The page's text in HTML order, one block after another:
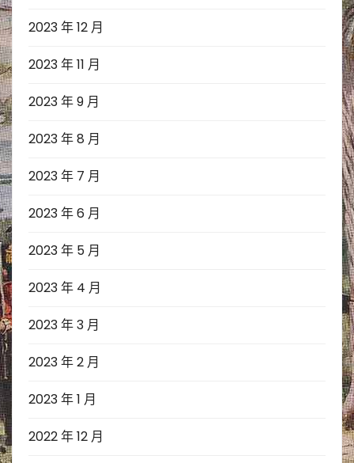
2023 年 12 月
2023 年 11 月
2023 年 9 月
2023 年 8 月
2023 年 7 月
2023 年 6 月
2023 年 5 月
2023 年 4 月
2023 年 3 月
2023 年 2 月
2023 年 1 月
2022 年 12 月